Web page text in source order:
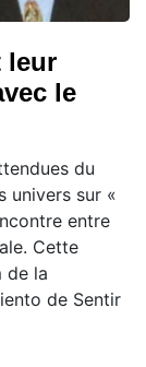
leur
le
du
univers sur «
entre
Cette
de la
de Sentir